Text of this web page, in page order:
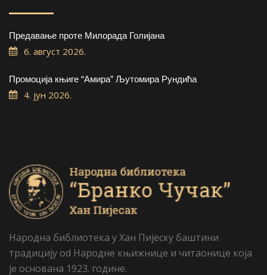
Предавање проте Милорада Голијана
6. август 2026.
Промоција књиге “Амира” Љутомира Рундића
4. јун 2026.
Народна библиотека у Хан Пијеску баштини
традицију od Народне књижнице и читаонице која
је основана 1923. године.